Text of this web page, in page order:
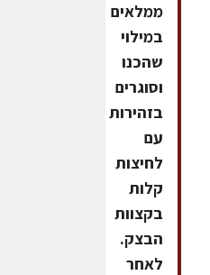
ממלאים
במילוי
שהכנו
וסוגרים
בזהירות
עם
לחיצות
קלות
בקצוות
הבצק.
לאחר